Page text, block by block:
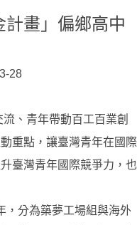
計畫」偏鄉高中
28
、青年帶動百工百業創
重點，讓臺灣青年在國際
臺灣青年國際競爭力，也
，分為築夢工場組與海外